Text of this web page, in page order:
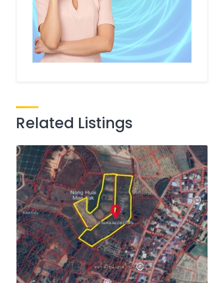
Related Listings